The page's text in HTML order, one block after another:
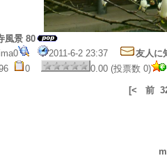
風景 80
2011-6-2 23:37
友人に
0 0.00 (投票数 0)
[< 前